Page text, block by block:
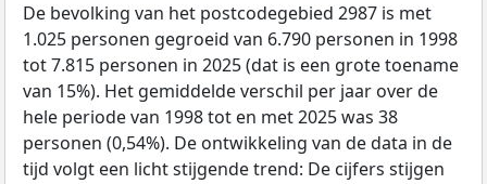
De bevolking van het postcodegebied 2987 is met
1.025 personen gegroeid van 6.790 personen in 1998
tot 7.815 personen in 2025 (dat is een grote toename
van 15%). Het gemiddelde verschil per jaar over de
hele periode van 1998 tot en met 2025 was 38
personen (0,54%). De ontwikkeling van de data in de
tijd volgt een licht stijgende trend: De cijfers stijgen